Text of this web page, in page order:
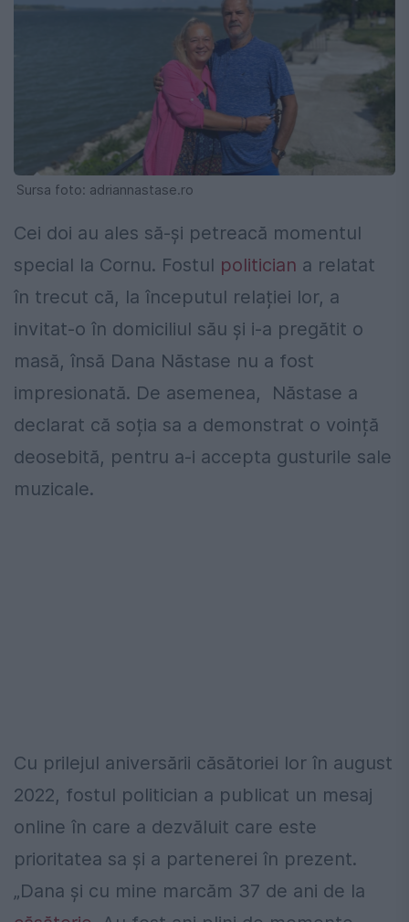
Sursa foto: adriannastase.ro
Cei doi au ales să-și petreacă momentul
special la Cornu. Fostul politician a relatat
în trecut că, la începutul relației lor, a
invitat-o în domiciliul său și i-a pregătit o
masă, însă Dana Năstase nu a fost
impresionată. De asemenea, Năstase a
declarat că soția sa a demonstrat o voință
deosebită, pentru a-i accepta gusturile sale
muzicale.
Cu prilejul aniversării căsătoriei lor în august
2022, fostul politician a publicat un mesaj
online în care a dezvăluit care este
prioritatea sa și a partenerei în prezent.
„Dana și cu mine marcăm 37 de ani de la